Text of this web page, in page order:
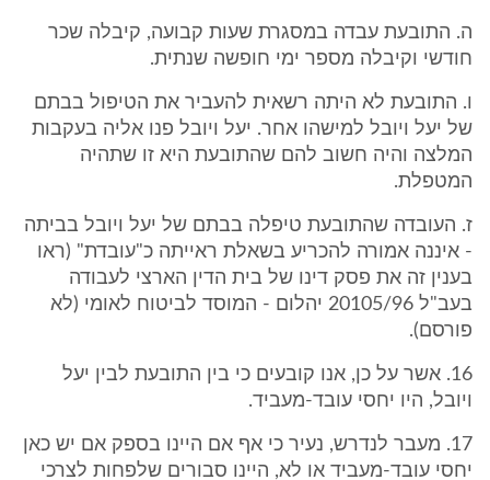
ה. התובעת עבדה במסגרת שעות קבועה, קיבלה שכר
חודשי וקיבלה מספר ימי חופשה שנתית.
ו. התובעת לא היתה רשאית להעביר את הטיפול בבתם
של יעל ויובל למישהו אחר. יעל ויובל פנו אליה בעקבות
המלצה והיה חשוב להם שהתובעת היא זו שתהיה
המטפלת.
ז. העובדה שהתובעת טיפלה בבתם של יעל ויובל בביתה
- איננה אמורה להכריע בשאלת ראייתה כ"עובדת" (ראו
בענין זה את פסק דינו של בית הדין הארצי לעבודה
בעב"ל 20105/96 יהלום - המוסד לביטוח לאומי (לא
פורסם).
16. אשר על כן, אנו קובעים כי בין התובעת לבין יעל
ויובל, היו יחסי עובד-מעביד.
17. מעבר לנדרש, נעיר כי אף אם היינו בספק אם יש כאן
יחסי עובד-מעביד או לא, היינו סבורים שלפחות לצרכי